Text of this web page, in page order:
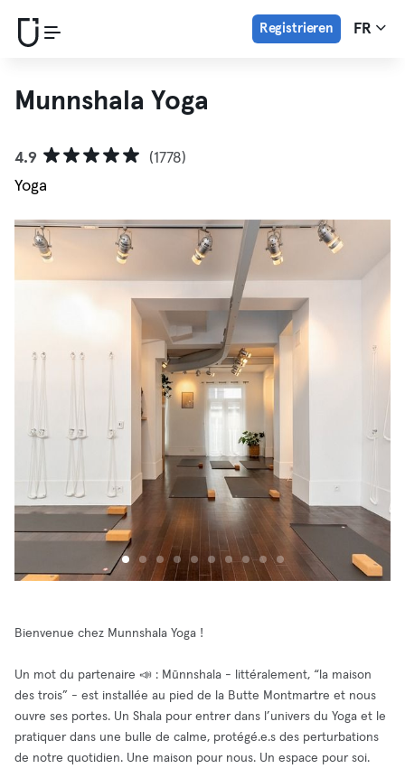
Registrieren FR
Munnshala Yoga
4.9
(1778)
Yoga
Bienvenue chez Munnshala Yoga !
Un mot du partenaire 📣 : Mūnnshala - littéralement, “la maison
des trois” - est installée au pied de la Butte Montmartre et nous
ouvre ses portes. Un Shala pour entrer dans l’univers du Yoga et le
pratiquer dans une bulle de calme, protégé.e.s des perturbations
de notre quotidien. Une maison pour nous. Un espace pour soi.